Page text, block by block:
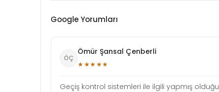
Google Yorumları
ÖÇ
Ömür Şansal Çenberli
★★★★★
Geçiş kontrol sistemleri ile ilgili yapmış